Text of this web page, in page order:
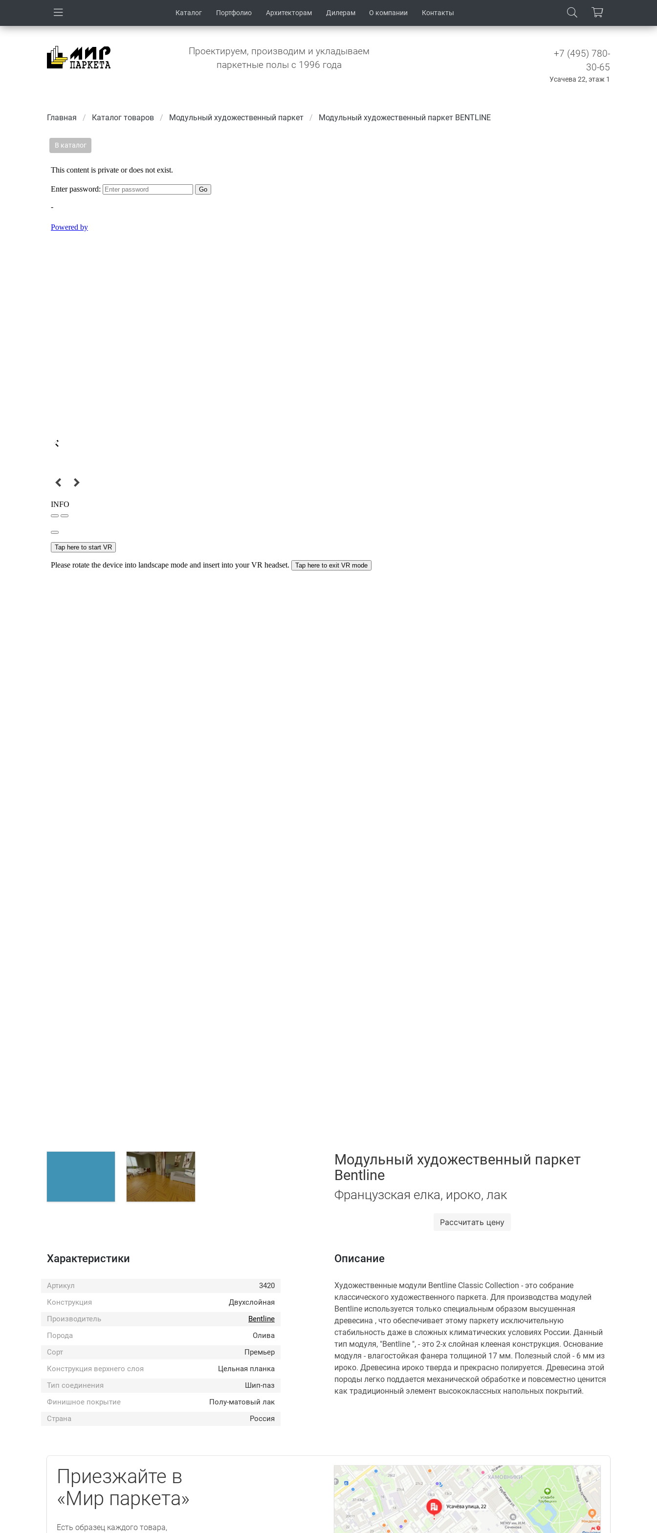
Каталог Портфолио Архитекторам Дилерам О компании Контакты
Проектируем, производим и укладываем
паркетные полы c 1996 года
+7 (495) 780-
30-65
Усачева 22, этаж 1
Главная Каталог товаров Модульный художественный паркет Модульный художественный паркет BENTLINE
В каталог
Модульный художественный паркет
Bentline
Французская елка, ироко, лак
Рассчитать цену
Характеристики
Артикул
3420
Конструкция
Двухслойная
Производитель
Bentline
Порода
Олива
Сорт
Премьер
Конструкция верхнего слоя
Цельная планка
Тип соединения
Шип-паз
Финишное покрытие
Полу-матовый лак
Страна
Россия
Описание
Художественные модули Bentline Classic Collection - это собрание
классического художественного паркета. Для производства модулей
Bentline используется только специальным образом высушенная
древесина , что обеспечивает этому паркету исключительную
стабильность даже в сложных климатических условиях России. Данный
тип модуля, "Bentline ", - это 2-х слойная клееная конструкция. Основание
модуля - влагостойкая фанера толщиной 17 мм. Полезный слой - 6 мм из
ироко. Древесина ироко тверда и прекрасно полируется. Древесина этой
породы легко поддается механической обработке и повсеместно ценится
как традиционный элемент высококлассных напольных покрытий.
Приезжайте в
«Мир паркета»
Есть образец каждого товара,